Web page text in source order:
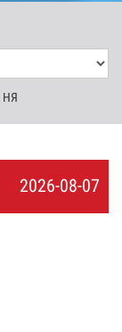
НЯ
2026-08-07